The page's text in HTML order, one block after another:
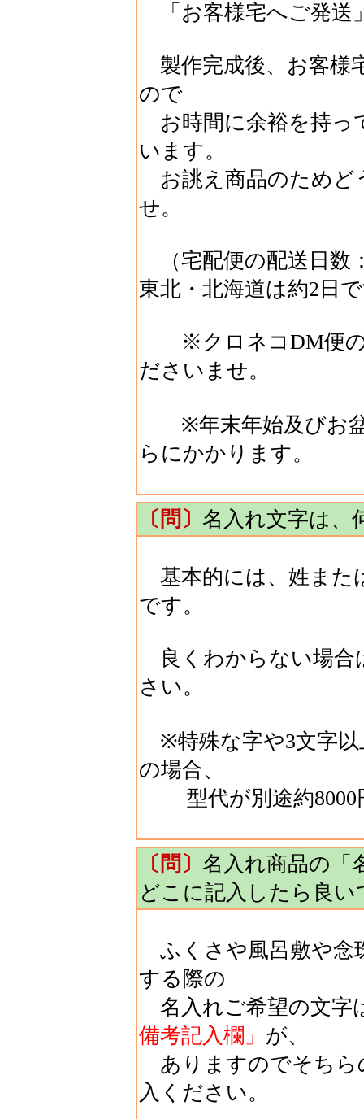
「お客様宅へご発送
製作完成後、お客様
ので
お時間に余裕を持っ
います。
お誂え商品のためど
せ。
（宅配便の配送日数
東北・北海道は約2日
※クロネコDM便の
ださいませ。
※年末年始及びお盆
らにかかります。
〔問〕 名入れ文字は、
基本的には、姓また
です。
良くわからない場合
さい。
※特殊な字や3文字以
の場合、
型代が別途約8000
〔問〕 名入れ商品の「
どこに記入したら良い
ふくさや風呂敷や念
する際の
名入れご希望の文字
備考記入欄」 が、
ありますのでそちら
入ください。